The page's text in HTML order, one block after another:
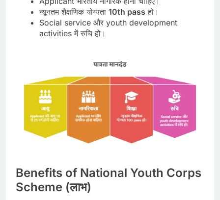
न्यूनतम शैक्षणिक योग्यता 10th pass हो।
Social service और youth development
activities में रुचि हो।
Benefits of National Youth Corps
Scheme (लाभ)